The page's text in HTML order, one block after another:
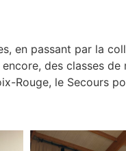
en passant par la
des classes
Rouge, le Secours